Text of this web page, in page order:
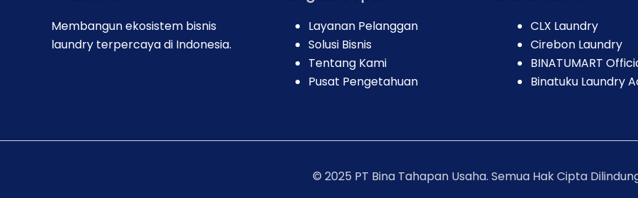
Membangun ekosistem bisnis
laundry terpercaya di Indonesia.
Layanan Pelanggan
Solusi Bisnis
Tentang Kami
Pusat Pengetahuan
CLX Laundry
Cirebon Laundry
BINATUMART
Binatuku Laundry
© 2025 PT Bina Tahapan Usaha. Semua Hak Cipta